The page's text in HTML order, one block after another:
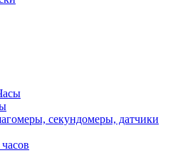
секундомеры, датчики